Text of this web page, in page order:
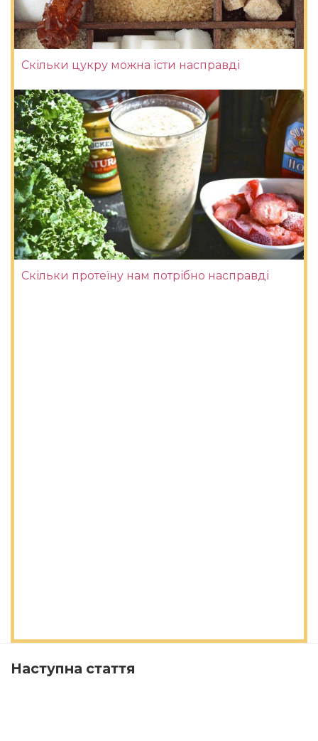
Скільки цукру можна їсти насправді
Скільки протеїну нам потрібно насправді
Наступна стаття